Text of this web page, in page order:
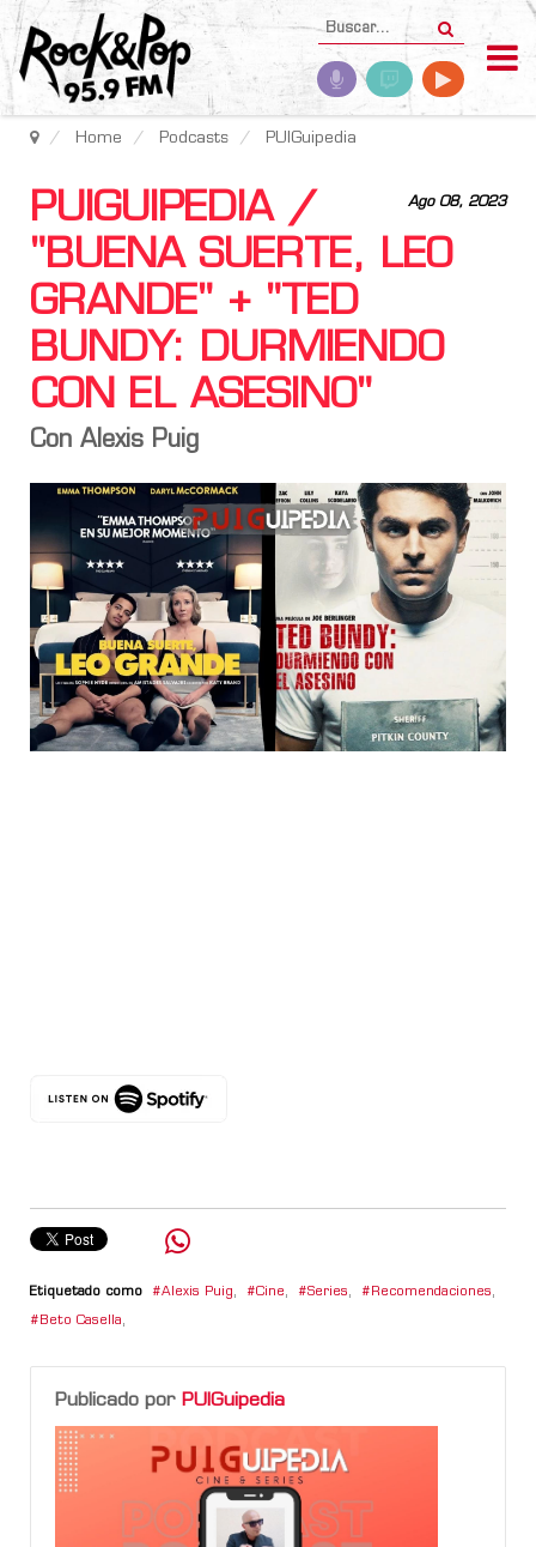
Home Podcasts PUIGuipedia
Ago 08, 2023
PUIGUIPEDIA /
"BUENA SUERTE, LEO
GRANDE" + "TED
BUNDY: DURMIENDO
CON EL ASESINO"
Con Alexis Puig
Etiquetado como Alexis Puig, Cine, Series, Recomendaciones,
Beto Casella,
Publicado por PUIGuipedia